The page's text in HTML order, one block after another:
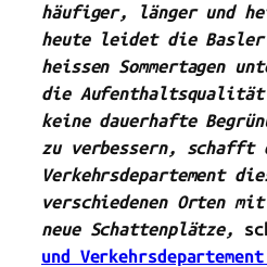
häufiger, länger und
heute leidet die Basler
heissen Sommertagen
die Aufenthaltsqualität
keine dauerhafte
zu verbessern, schafft
Verkehrsdepartement
verschiedenen Orten
neue Schattenplätze,
und